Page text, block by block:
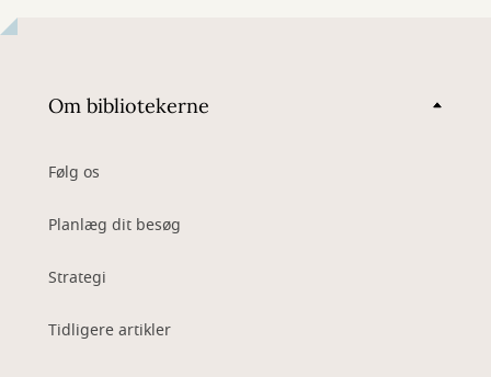
Om bibliotekerne
Følg os
Planlæg dit besøg
Strategi
Tidligere artikler